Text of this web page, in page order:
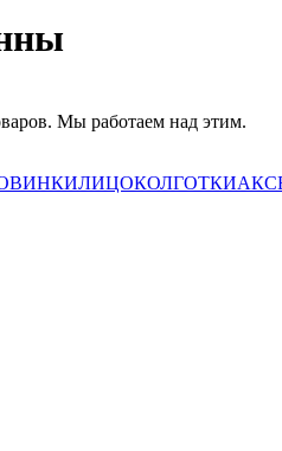
Мы работаем над этим.
ЛИЦОКОЛГОТКИ